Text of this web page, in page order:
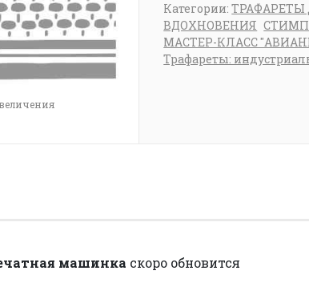
Категории:ТРАФАРЕТЫ
ВДОХНОВЕНИЯ
МАСТЕР-КЛАСС
Трафареты:
машинка скоро обновится